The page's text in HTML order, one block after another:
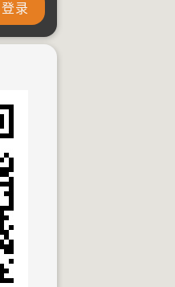
登录